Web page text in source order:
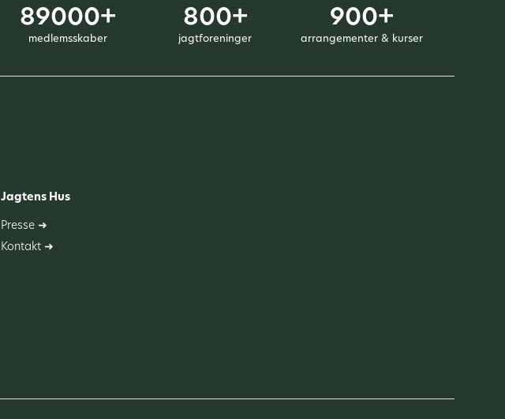
89000+
medlemsskaber
800+
jagtforeninger
900+
arrangementer & kurser
Jagtens Hus
Presse ➜
Kontakt ➜